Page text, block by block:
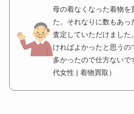
母の着なくなった着物を
た。それなりに数もあっ
査定していただけました
ければよかったと思うの
多かったので仕方ない
代女性 | 着物買取）